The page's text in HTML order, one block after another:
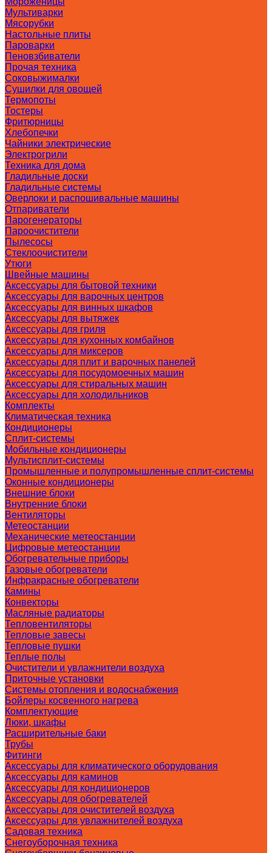
Мультиварки
Мясорубки
Настольные плиты
Пароварки
Пеновзбиватели
Прочая техника
Соковыжималки
Сушилки для овощей
Термопоты
Тостеры
Фритюрницы
Хлебопечки
Чайники электрические
Электрогрили
Техника для дома
Гладильные доски
Гладильные системы
Оверлоки и распошивальные машины
Отпариватели
Парогенераторы
Пароочистители
Пылесосы
Стеклоочистители
Утюги
Швейные машины
Аксессуары для бытовой техники
Аксессуары для варочных центров
Аксессуары для винных шкафов
Аксессуары для вытяжек
Аксессуары для гриля
Аксессуары для кухонных комбайнов
Аксессуары для миксеров
Аксессуары для плит и варочных панелей
Аксессуары для посудомоечных машин
Аксессуары для стиральных машин
Аксессуары для холодильников
Комплекты
Климатическая техника
Кондиционеры
Сплит-системы
Мобильные кондиционеры
Мультисплит-системы
Промышленные и полупромышленные сплит-системы
Оконные кондиционеры
Внешние блоки
Внутренние блоки
Вентиляторы
Метеостанции
Механические метеостанции
Цифровые метеостанции
Обогревательные приборы
Газовые обогреватели
Инфракрасные обогреватели
Камины
Конвекторы
Масляные радиаторы
Тепловентиляторы
Тепловые завесы
Тепловые пушки
Теплые полы
Очистители и увлажнители воздуха
Приточные установки
Системы отопления и водоснабжения
Бойлеры косвенного нагрева
Комплектующие
Люки, шкафы
Расширительные баки
Трубы
Фитинги
Аксессуары для климатического оборудования
Аксессуары для каминов
Аксессуары для кондиционеров
Аксессуары для обогревателей
Аксессуары для очистителей воздуха
Аксессуары для увлажнителей воздуха
Садовая техника
Снегоуборочная техника